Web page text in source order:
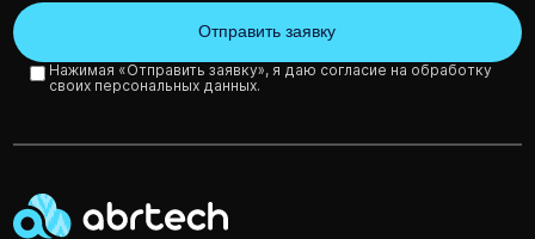
Нажимая «Отправить заявку», я даю согласие на обработку
своих персональных данных.